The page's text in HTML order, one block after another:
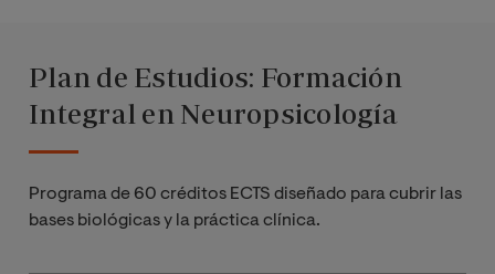
Plan de Estudios: Formación
Integral en Neuropsicología
Programa de 60 créditos ECTS diseñado para cubrir las
bases biológicas y la práctica clínica.